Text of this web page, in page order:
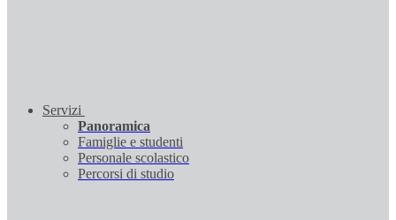
Servizi
Panoramica
Famiglie e studenti
Personale scolastico
Percorsi di studio